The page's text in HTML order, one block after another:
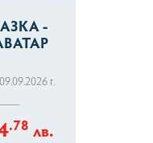
-
г.
.78 лв.